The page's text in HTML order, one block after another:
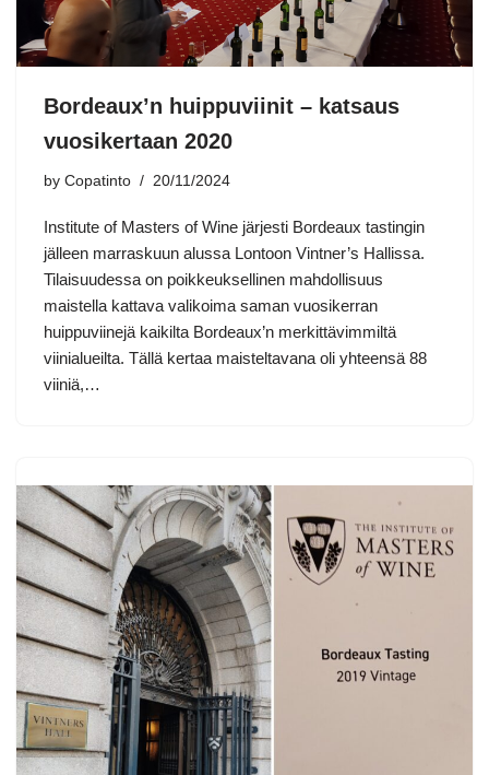
Bordeaux’n huippuviinit – katsaus
vuosikertaan 2020
by Copatinto 20/11/2024
Institute of Masters of Wine järjesti Bordeaux tastingin
jälleen marraskuun alussa Lontoon Vintner’s Hallissa.
Tilaisuudessa on poikkeuksellinen mahdollisuus
maistella kattava valikoima saman vuosikerran
huippuviinejä kaikilta Bordeaux’n merkittävimmiltä
viinialueilta. Tällä kertaa maisteltavana oli yhteensä 88
viiniä,…